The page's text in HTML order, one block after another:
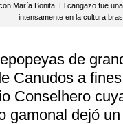
María Bonita. El cangazo fue
intensamente en la cultura
de
Canudos a
Conselhero
gamonal dejó